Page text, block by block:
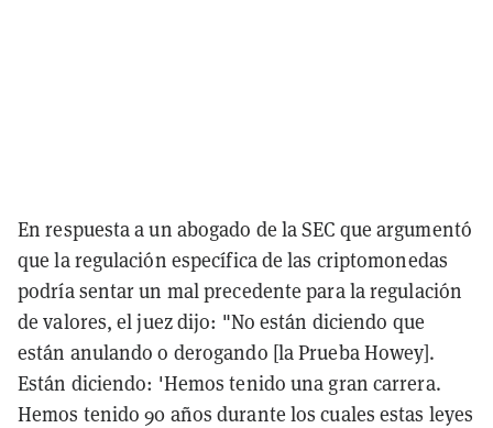
En respuesta a un abogado de la SEC que argumentó
que la regulación específica de las criptomonedas
podría sentar un mal precedente para la regulación
de valores, el juez dijo: "No están diciendo que
están anulando o derogando [la Prueba Howey].
Están diciendo: 'Hemos tenido una gran carrera.
Hemos tenido 90 años durante los cuales estas leyes